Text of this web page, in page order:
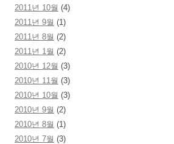
2011년 10월 (4)
2011년 9월 (1)
2011년 8월 (2)
2011년 1월 (2)
2010년 12월 (3)
2010년 11월 (3)
2010년 10월 (3)
2010년 9월 (2)
2010년 8월 (1)
2010년 7월 (3)